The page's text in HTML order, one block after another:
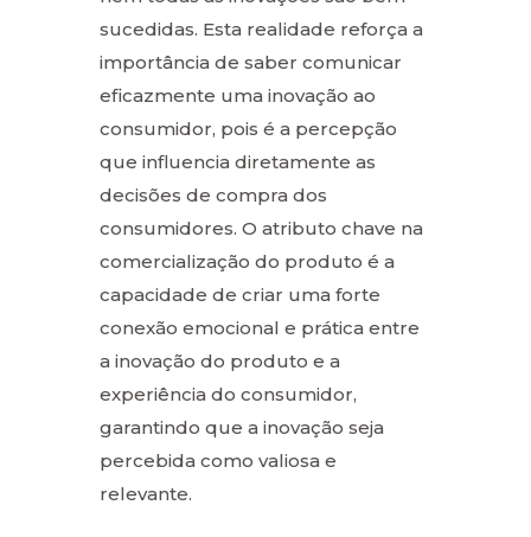
sucedidas. Esta realidade reforça a
importância de saber comunicar
eficazmente uma inovação ao
consumidor, pois é a percepção
que influencia diretamente as
decisões de compra dos
consumidores. O atributo chave na
comercialização do produto é a
capacidade de criar uma forte
conexão emocional e prática entre
a inovação do produto e a
experiência do consumidor,
garantindo que a inovação seja
percebida como valiosa e
relevante.